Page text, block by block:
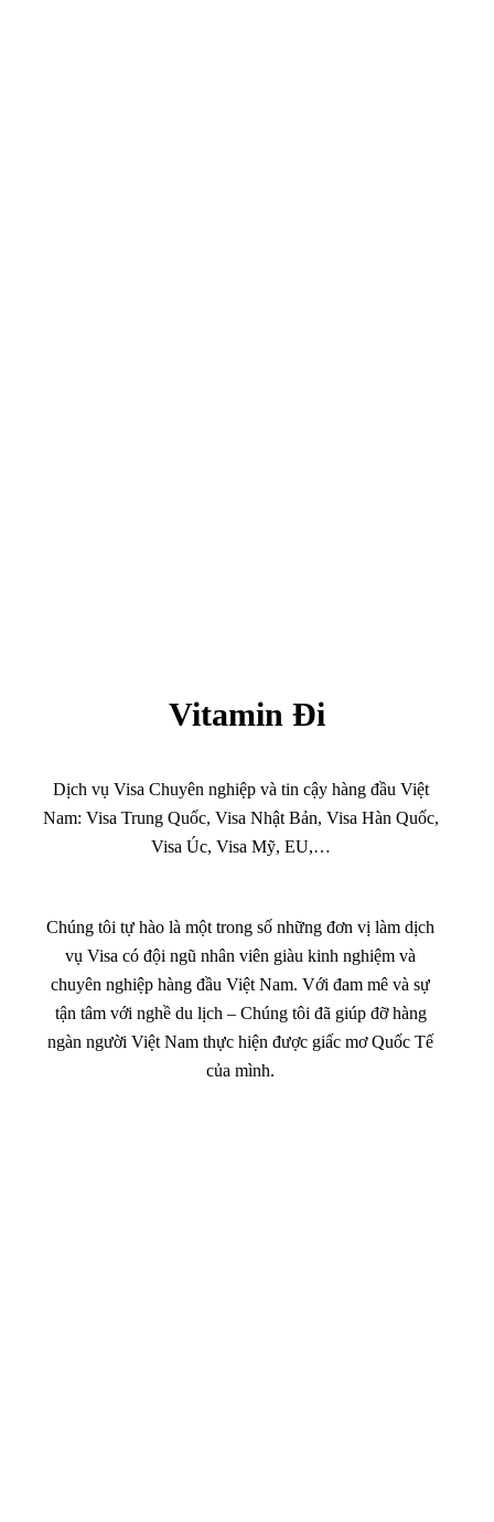
Vitamin Đi
Dịch vụ Visa Chuyên nghiệp và tin cậy hàng đầu Việt
Nam: Visa Trung Quốc, Visa Nhật Bản, Visa Hàn Quốc,
Visa Úc, Visa Mỹ, EU,…
Chúng tôi tự hào là một trong số những đơn vị làm dịch
vụ Visa có đội ngũ nhân viên giàu kinh nghiệm và
chuyên nghiệp hàng đầu Việt Nam. Với đam mê và sự
tận tâm với nghề du lịch – Chúng tôi đã giúp đỡ hàng
ngàn người Việt Nam thực hiện được giấc mơ Quốc Tế
của mình.